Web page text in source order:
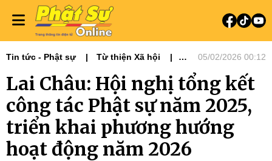
Tin tức - Phật sự
Từ thiện Xã hội
05/02/2026 00:12
Lai Châu: Hội nghị tổng kết
công tác Phật sự năm 2025,
triển khai phương hướng
hoạt động năm 2026